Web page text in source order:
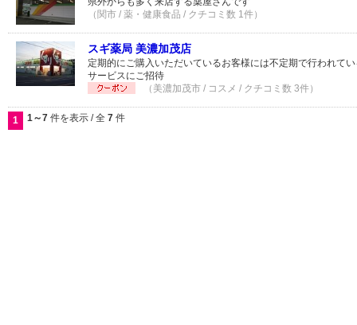
（関市 / 薬・健康食品 / クチコミ数 1件）
スギ薬局 美濃加茂店
定期的にご購入いただいているお客様には不定期で行われて
サービスにご招待
（美濃加茂市 / コスメ / クチコミ数 3件）
1 1～7 件を表示 / 全 7 件